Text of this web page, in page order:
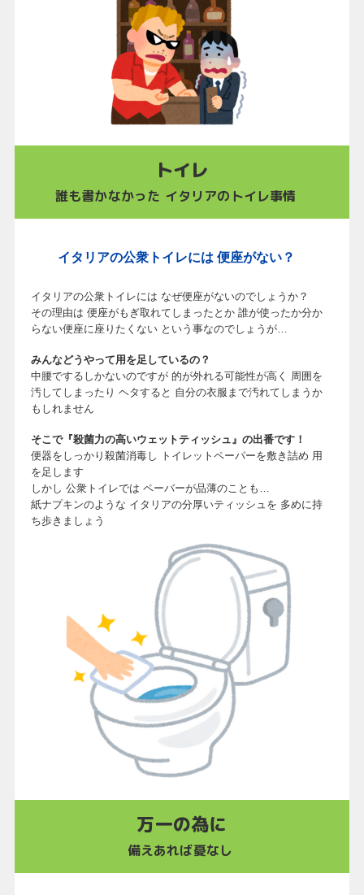
トイレ
誰も書かなかった イタリアのトイレ事情
イタリアの公衆トイレには 便座がない？
イタリアの公衆トイレには なぜ便座がないのでしょうか？
その理由は 便座がもぎ取れてしまったとか 誰が使ったか分か
らない便座に座りたくない という事なのでしょうが…
みんなどうやって用を足しているの？
中腰でするしかないのですが 的が外れる可能性が高く 周囲を
汚してしまったり ヘタすると 自分の衣服まで汚れてしまうか
もしれません
そこで『殺菌力の高いウェットティッシュ』の出番です！
便器をしっかり殺菌消毒し トイレットペーパーを敷き詰め 用
を足します
しかし 公衆トイレでは ペーバーが品薄のことも…
紙ナプキンのような イタリアの分厚いティッシュを 多めに持
ち歩きましょう
万一の為に
備えあれば憂なし